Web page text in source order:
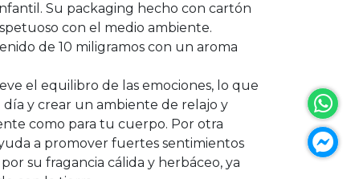
Su packaging hecho con cartón
con el medio ambiente.
de 10 miligramos con un aroma
el equilibro de las emociones, lo que
y crear un ambiente de relajo y
como para tu cuerpo. Por otra
a promover fuertes sentimientos
su fragancia cálida y herbáceo, ya